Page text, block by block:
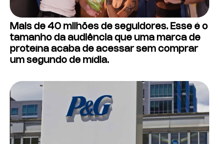
Mais de 40 milhões de seguidores. Esse é o
tamanho da audiência que uma marca de
proteína acaba de acessar sem comprar
um segundo de mídia.